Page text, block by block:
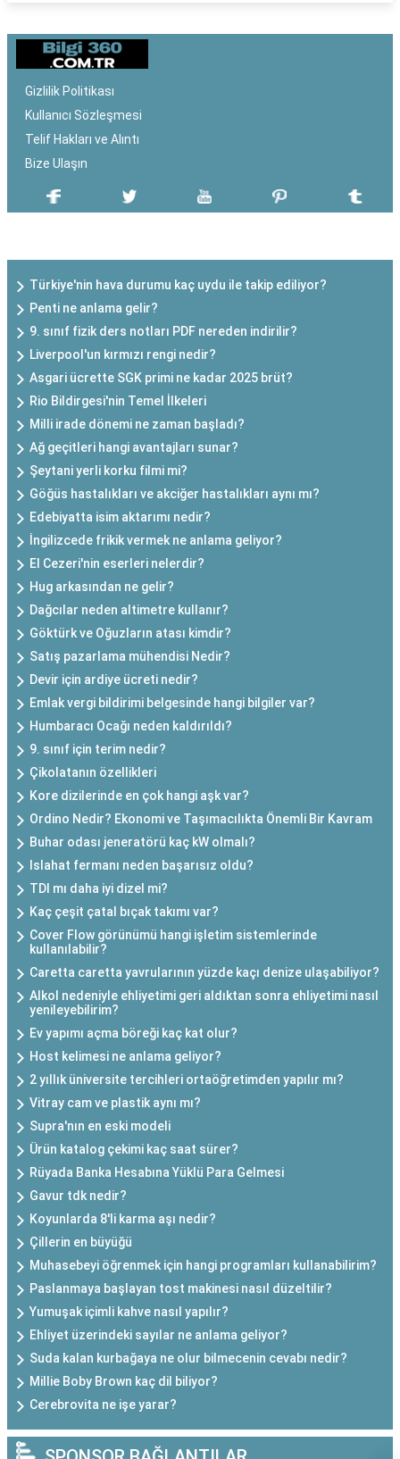
Gizlilik Politikası
Kullanıcı Sözleşmesi
Telif Hakları ve Alıntı
Bize Ulaşın
Türkiye'nin hava durumu kaç uydu ile takip ediliyor?
Penti ne anlama gelir?
9. sınıf fizik ders notları PDF nereden indirilir?
Liverpool'un kırmızı rengi nedir?
Asgari ücrette SGK primi ne kadar 2025 brüt?
Rio Bildirgesi'nin Temel İlkeleri
Milli irade dönemi ne zaman başladı?
Ağ geçitleri hangi avantajları sunar?
Şeytani yerli korku filmi mi?
Göğüs hastalıkları ve akciğer hastalıkları aynı mı?
Edebiyatta isim aktarımı nedir?
İngilizcede frikik vermek ne anlama geliyor?
El Cezeri'nin eserleri nelerdir?
Hug arkasından ne gelir?
Dağcılar neden altimetre kullanır?
Göktürk ve Oğuzların atası kimdir?
Satış pazarlama mühendisi Nedir?
Devir için ardiye ücreti nedir?
Emlak vergi bildirimi belgesinde hangi bilgiler var?
Humbaracı Ocağı neden kaldırıldı?
9. sınıf için terim nedir?
Çikolatanın özellikleri
Kore dizilerinde en çok hangi aşk var?
Ordino Nedir? Ekonomi ve Taşımacılıkta Önemli Bir Kavram
Buhar odası jeneratörü kaç kW olmalı?
Islahat fermanı neden başarısız oldu?
TDI mı daha iyi dizel mi?
Kaç çeşit çatal bıçak takımı var?
Cover Flow görünümü hangi işletim sistemlerinde
kullanılabilir?
Caretta caretta yavrularının yüzde kaçı denize ulaşabiliyor?
Alkol nedeniyle ehliyetimi geri aldıktan sonra ehliyetimi nasıl
yenileyebilirim?
Ev yapımı açma böreği kaç kat olur?
Host kelimesi ne anlama geliyor?
2 yıllık üniversite tercihleri ortaöğretimden yapılır mı?
Vitray cam ve plastik aynı mı?
Supra'nın en eski modeli
Ürün katalog çekimi kaç saat sürer?
Rüyada Banka Hesabına Yüklü Para Gelmesi
Gavur tdk nedir?
Koyunlarda 8'li karma aşı nedir?
Çillerin en büyüğü
Muhasebeyi öğrenmek için hangi programları kullanabilirim?
Paslanmaya başlayan tost makinesi nasıl düzeltilir?
Yumuşak içimli kahve nasıl yapılır?
Ehliyet üzerindeki sayılar ne anlama geliyor?
Suda kalan kurbağaya ne olur bilmecenin cevabı nedir?
Millie Boby Brown kaç dil biliyor?
Cerebrovita ne işe yarar?